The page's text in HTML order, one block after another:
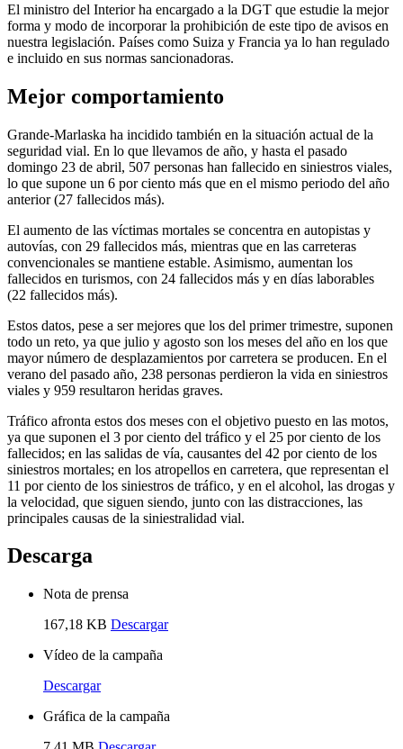
El ministro del Interior ha encargado a la DGT que estudie la mejor
forma y modo de incorporar la prohibición de este tipo de avisos en
nuestra legislación. Países como Suiza y Francia ya lo han regulado
e incluido en sus normas sancionadoras.
Mejor comportamiento
Grande-Marlaska ha incidido también en la situación actual de la
seguridad vial. En lo que llevamos de año, y hasta el pasado
domingo 23 de abril, 507 personas han fallecido en siniestros viales,
lo que supone un 6 por ciento más que en el mismo periodo del año
anterior (27 fallecidos más).
El aumento de las víctimas mortales se concentra en autopistas y
autovías, con 29 fallecidos más, mientras que en las carreteras
convencionales se mantiene estable. Asimismo, aumentan los
fallecidos en turismos, con 24 fallecidos más y en días laborables
(22 fallecidos más).
Estos datos, pese a ser mejores que los del primer trimestre, suponen
todo un reto, ya que julio y agosto son los meses del año en los que
mayor número de desplazamientos por carretera se producen. En el
verano del pasado año, 238 personas perdieron la vida en siniestros
viales y 959 resultaron heridas graves.
Tráfico afronta estos dos meses con el objetivo puesto en las motos,
ya que suponen el 3 por ciento del tráfico y el 25 por ciento de los
fallecidos; en las salidas de vía, causantes del 42 por ciento de los
siniestros mortales; en los atropellos en carretera, que representan el
11 por ciento de los siniestros de tráfico, y en el alcohol, las drogas y
la velocidad, que siguen siendo, junto con las distracciones, las
principales causas de la siniestralidad vial.
Descarga
Nota de prensa
167,18 KB Descargar
Vídeo de la campaña
Descargar
Gráfica de la campaña